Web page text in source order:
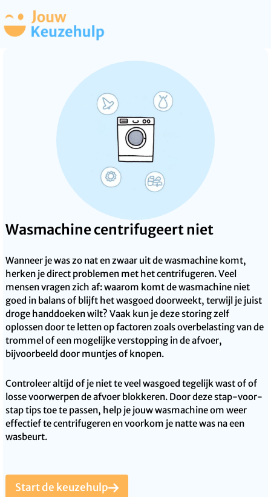
Wasmachine centrifugeert niet
Wanneer je was zo nat en zwaar uit de wasmachine komt,
herken je direct problemen met het centrifugeren. Veel
mensen vragen zich af: waarom komt de wasmachine niet
goed in balans of blijft het wasgoed doorweekt, terwijl je juist
droge handdoeken wilt? Vaak kun je deze storing zelf
oplossen door te letten op factoren zoals overbelasting van de
trommel of een mogelijke verstopping in de afvoer,
bijvoorbeeld door muntjes of knopen.
Controleer altijd of je niet te veel wasgoed tegelijk wast of of
losse voorwerpen de afvoer blokkeren. Door deze stap-voor-
stap tips toe te passen, help je jouw wasmachine om weer
effectief te centrifugeren en voorkom je natte was na een
wasbeurt.
Start de keuzehulp